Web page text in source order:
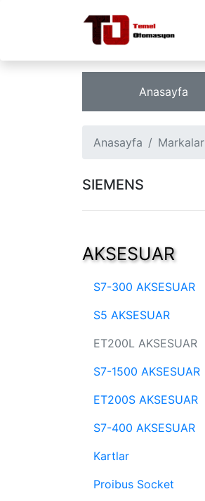
Anasayfa
Anasayfa Markalar
SIEMENS
AKSESUAR
S7-300 AKSESUAR
S5 AKSESUAR
ET200L AKSESUAR
S7-1500 AKSESUAR
ET200S AKSESUAR
S7-400 AKSESUAR
Kartlar
Proibus Socket